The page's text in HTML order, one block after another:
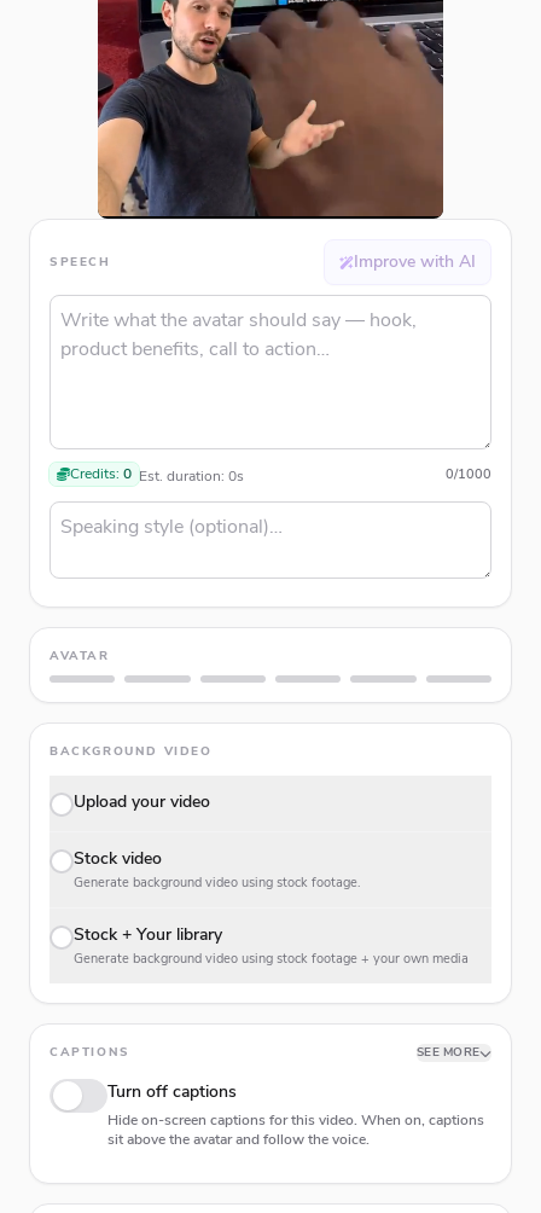
SPEECH Improve with AI
Credits: 0 Est. duration: 0s 0/1000
AVATAR
BACKGROUND VIDEO
Upload your video
Stock video
Generate background video using stock footage.
Stock + Your library
Generate background video using stock footage + your own media
CAPTIONS SEE MORE
Turn off captions
Hide on-screen captions for this video. When on, captions
sit above the avatar and follow the voice.
Animation type